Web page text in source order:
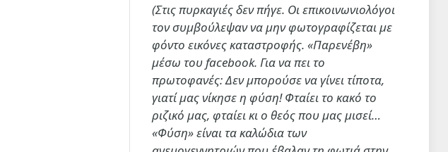
(Στις πυρκαγιές δεν πήγε. Οι επικοινωνιολόγοι
τον συμβούλεψαν να μην φωτογραφίζεται με
φόντο εικόνες καταστροφής. «Παρενέβη»
μέσω του facebook. Για να πει το
πρωτοφανές: Δεν μπορούσε να γίνει τίποτα,
γιατί μας νίκησε η φύση! Φταίει το κακό το
ριζικό μας, φταίει κι ο θεός που μας μισεί…
«Φύση» είναι τα καλώδια των